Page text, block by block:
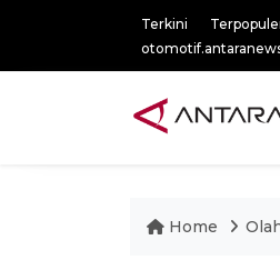
Terkini
Home